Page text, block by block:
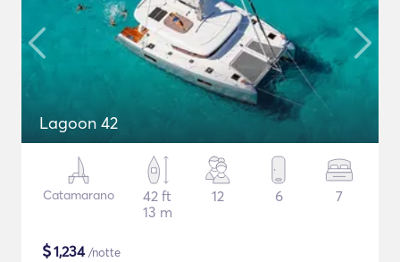
Lagoon 42
Catamarano
42 ft
13 m
12 6 7
$1,234/notte